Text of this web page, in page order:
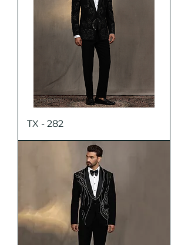
TX - 282